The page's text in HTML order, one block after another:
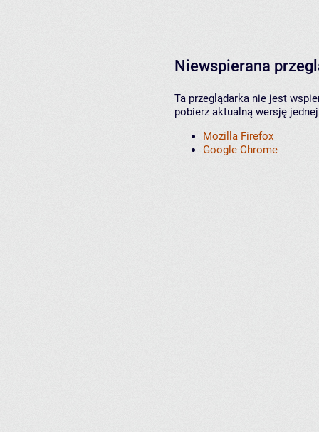
Niewspierana
Ta przeglądarka nie jest
pobierz aktualną wersję
Mozilla Firefox
Google Chrome